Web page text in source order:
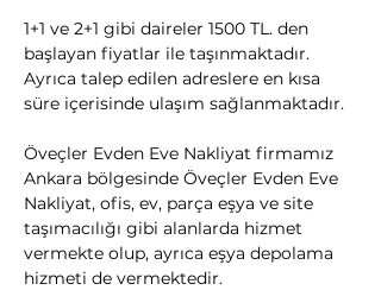
1+1 ve 2+1 gibi daireler 1500 TL. den
başlayan fiyatlar ile taşınmaktadır.
Ayrıca talep edilen adreslere en kısa
süre içerisinde ulaşım sağlanmaktadır.
Öveçler Evden Eve Nakliyat firmamız
Ankara bölgesinde Öveçler Evden Eve
Nakliyat, ofis, ev, parça eşya ve site
taşımacılığı gibi alanlarda hizmet
vermekte olup, ayrıca eşya depolama
hizmeti de vermektedir.